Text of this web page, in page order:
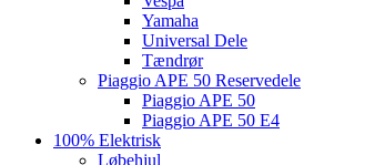
Yamaha
Universal Dele
Tændrør
Piaggio APE 50 Reservedele
Piaggio APE 50
Piaggio APE 50 E4
100% Elektrisk
Løbehjul